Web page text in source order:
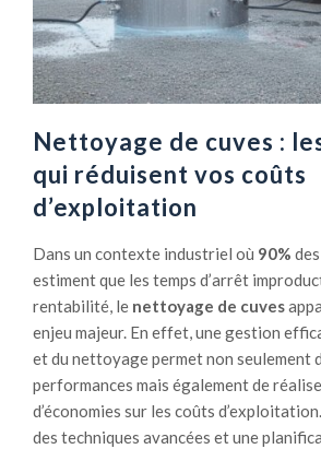
l
o
m
b
i
c
o
p
o
s
t
a
g
e
s
e
m
e
n
t
é
c
l
o
g
i
q
u
e
Nettoyage de cuves :
qui réduisent vos coûts
d’exploitation
Dans un contexte industriel où 90%
estiment que les temps d’arrêt
rentabilité, le nettoyage de cuves
enjeu majeur. En effet, une gestion
et du nettoyage permet non seulement
performances mais également de
d’économies sur les coûts
des techniques avancées et une